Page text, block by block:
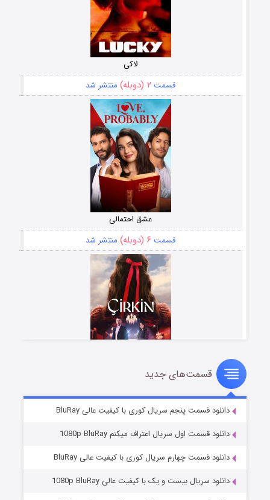
لاکی
قسمت ۲ (دوبله) منتشر شد
عشق احتمالی
قسمت ۶ (دوبله) منتشر شد
سریال زشت
قسمت۵ (زیرنویس) منتشر شد
قسمت‌های جدید
دانلود قسمت پنجم سریال کوری با کیفیت عالی BluRay
دانلود قسمت اول سریال اعتراف میکنم 1080p BluRay
دانلود قسمت چهارم سریال کوری با کیفیت عالی BluRay
دانلود سریال بیست و یک با کیفیت عالی 1080p BluRay